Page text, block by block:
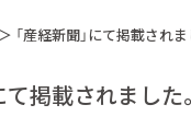
＞ 「産経新聞」にて掲載されま
て掲載されました。